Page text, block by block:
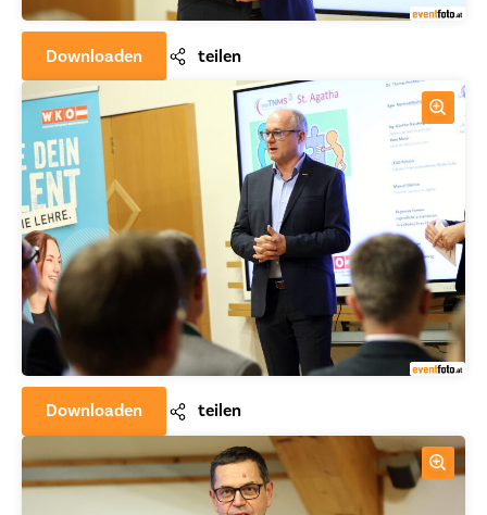
Downloaden teilen
Downloaden teilen